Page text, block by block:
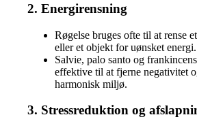
2. Energirensning
Røgelse bruges ofte til at rense
eller et objekt for uønsket energi.
Salvie, palo santo og
effektive til at fjerne negativitet
harmonisk miljø.
3. Stressreduktion og